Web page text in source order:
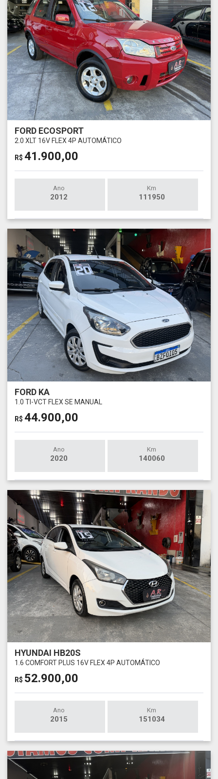
FORD ECOSPORT
2.0 XLT 16V FLEX 4P AUTOMÁTICO
R$ 41.900,00
Ano
2012
Km
111950
FORD KA
1.0 TI-VCT FLEX SE MANUAL
R$ 44.900,00
Ano
2020
Km
140060
HYUNDAI HB20S
1.6 COMFORT PLUS 16V FLEX 4P AUTOMÁTICO
R$ 52.900,00
Ano
2015
Km
151034